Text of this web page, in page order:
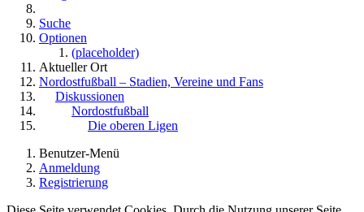
Suche
Optionen
(placeholder)
Aktueller Ort
Nordostfußball – Stadien, Vereine und Fans
Diskussionen
Nordostfußball
Die oberen Ligen
Benutzer-Menü
Anmeldung
Registrierung